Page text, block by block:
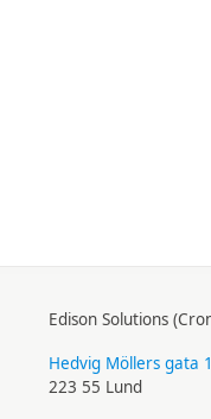
Edison Solutions
Hedvig Möllers gata
223 55 Lund